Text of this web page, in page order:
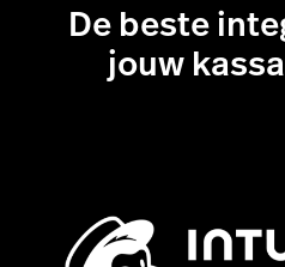
Ontdek alles over
De beste
jouw